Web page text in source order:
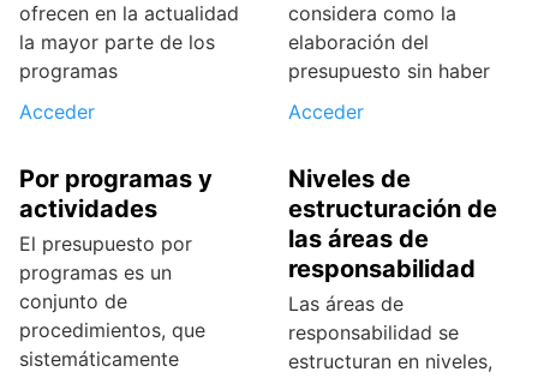
ofrecen en la actualidad
la mayor parte de los
programas
Acceder
considera como la
elaboración del
presupuesto sin haber
Acceder
Por programas y
actividades
El presupuesto por
programas es un
conjunto de
procedimientos, que
sistemáticamente
Niveles de
estructuración de
las áreas de
responsabilidad
Las áreas de
responsabilidad se
estructuran en niveles,